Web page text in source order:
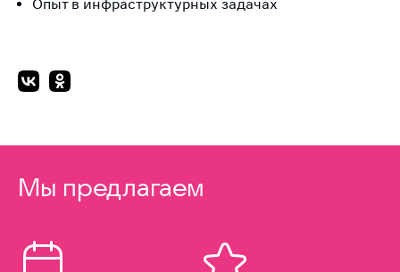
Опыт в инфраструктурных задачах
Мы предлагаем